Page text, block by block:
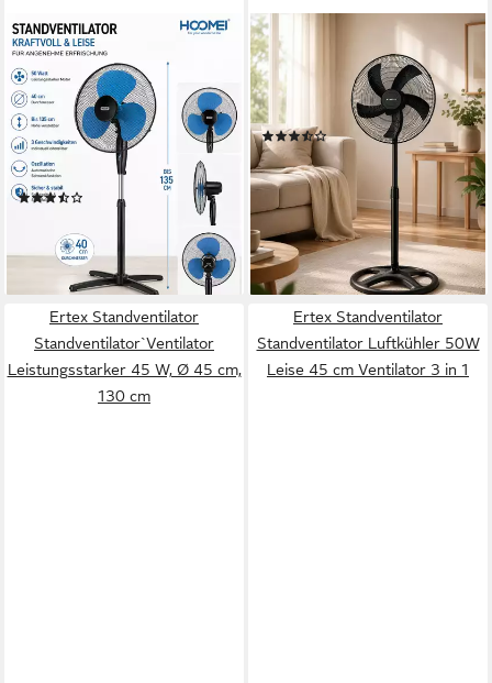
ERTEX
Standventilator Ventilator
Standventilator Turm 50W,
40 cm, Höhe 135 cm, BLACK
BLUE
45 W Leistung
lieferbar - in 4-5 Werktagen bei dir
KUMTEL
Standventilator
3
Geschwindigkeitsstufen
60 W
Leistung
(3)
69,99 € 120,00 €
-42%
lieferbar in 5 Wochen
Ertex Standventilator
Standventilator`Ventilator
Leistungsstarker 45 W, Ø 45 cm,
130 cm
Ertex Standventilator
Standventilator Luftkühler 50W
Leise 45 cm Ventilator 3 in 1